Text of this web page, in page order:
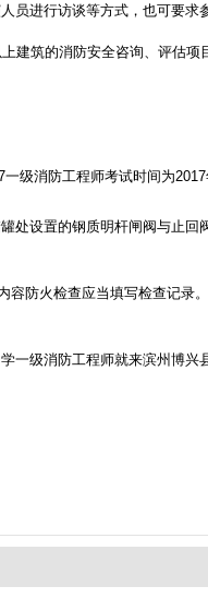
进行访谈等方式，也可要求
建筑的消防安全咨询、评估项
级消防工程师考试时间为
设置的钢质明杆闸阀与止回
防火检查应当填写检查记录
一级消防工程师就来滨州博兴